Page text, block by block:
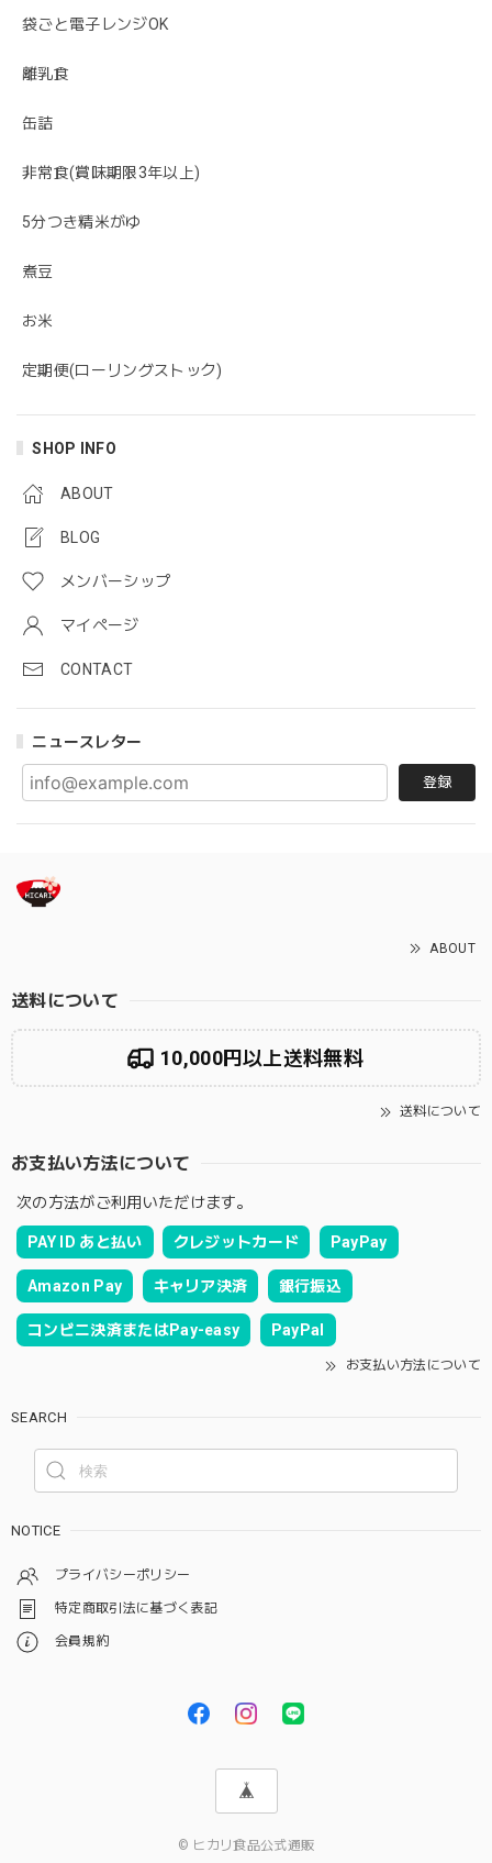
袋ごと電子レンジOK
離乳食
缶詰
非常食(賞味期限3年以上)
5分つき精米がゆ
煮豆
お米
定期便(ローリングストック)
SHOP INFO
ABOUT
BLOG
メンバーシップ
マイページ
CONTACT
ニュースレター
登録
ABOUT
送料について
10,000円以上送料無料
送料について
お支払い方法について
次の方法がご利用いただけます。
PAY ID あと払い クレジットカード PayPay
Amazon Pay キャリア決済 銀行振込
コンビニ決済またはPay-easy PayPal
お支払い方法について
SEARCH
NOTICE
プライバシーポリシー
特定商取引法に基づく表記
会員規約
© ヒカリ食品公式通販